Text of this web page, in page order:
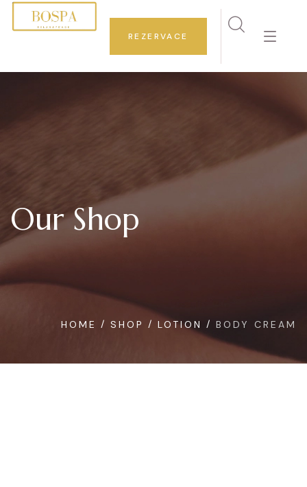
REZERVACE
Our Shop
HOME SHOP LOTION BODY CREAM